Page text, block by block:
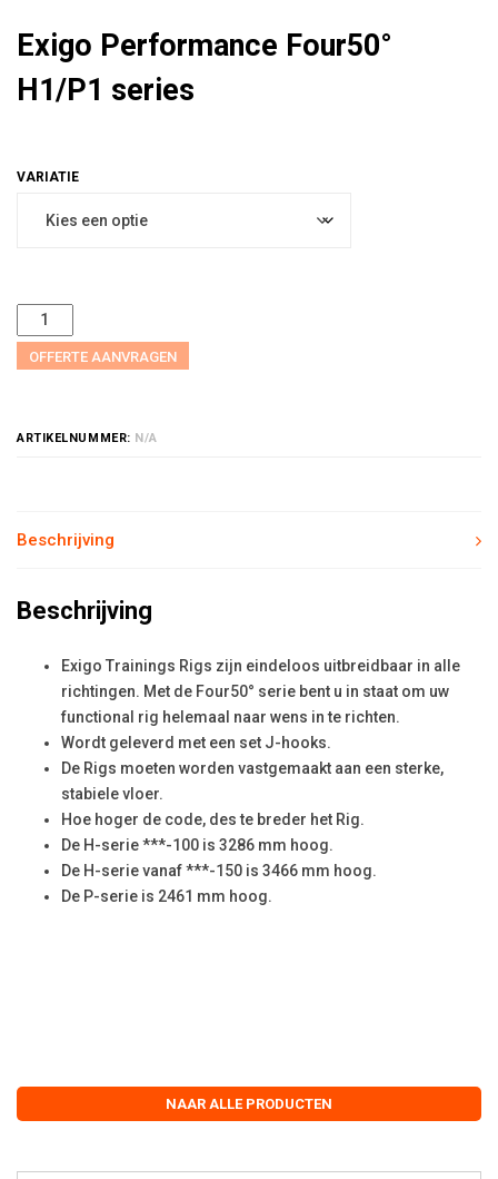
NAAR ALLE PRODUCTEN
Exigo Performance Four50°
H1/P1 series
OFFERTE AANVRAGEN
ARTIKELNUMMER: N/A
Beschrijving
Beschrijving
Exigo Trainings Rigs zijn eindeloos uitbreidbaar in alle
richtingen. Met de Four50° serie bent u in staat om uw
functional rig helemaal naar wens in te richten.
Wordt geleverd met een set J-hooks.
De Rigs moeten worden vastgemaakt aan een sterke,
stabiele vloer.
Hoe hoger de code, des te breder het Rig.
De H-serie ***-100 is 3286 mm hoog.
De H-serie vanaf ***-150 is 3466 mm hoog.
De P-serie is 2461 mm hoog.